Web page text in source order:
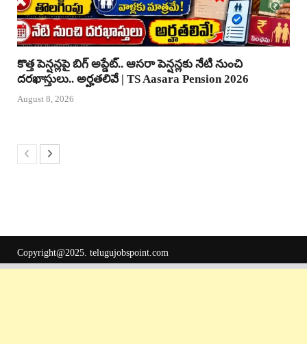
కొత్త పెన్షన్లపై బిగ్ అప్డేట్.. ఆసరా పెన్షన్లకు నేటి నుంచి
దరఖాస్తులు.. అర్హతలివే | TS Aasara Pension 2026
August 8, 2026
Copyright@2025. telugujobspoint.com